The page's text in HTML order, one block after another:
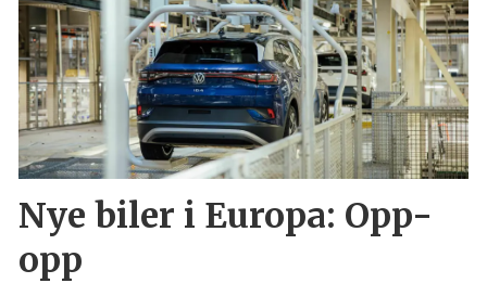
Nye biler i Europa: Opp-
opp